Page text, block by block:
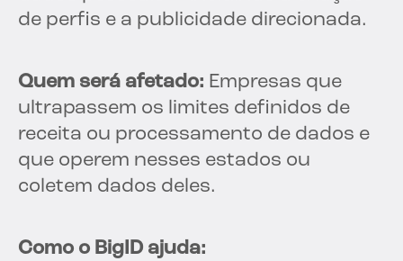
de perfis e a publicidade direcionada.
Quem será afetado: Empresas que
ultrapassem os limites definidos de
receita ou processamento de dados e
que operem nesses estados ou
coletem dados deles.
Como o BigID ajuda: